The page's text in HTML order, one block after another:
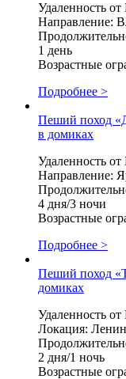
Удаленность
Направление:
1 день
Возрастные
Подробнее >
Пеший поход
в домиках
Удаленность
Направление:
4 дня/3 ночи
Возрастные
Подробнее >
Пеший поход
домиках
Удаленность
Локация:
2 дня/1 ночь
Возрастные